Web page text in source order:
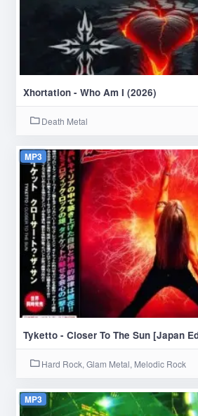
Xhortation - Who Am I (2026)
Death Metal
MP3
Tyketto - Closer To The Sun [Japan
Hard Rock, Glam Metal, Melodic Rock
MP3